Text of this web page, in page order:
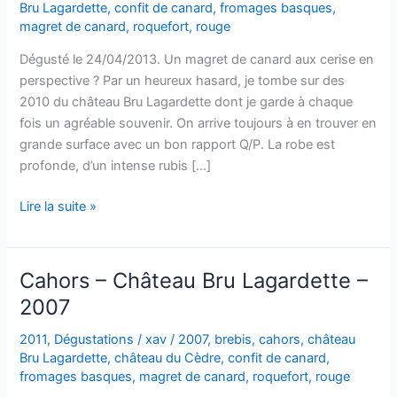
Bru Lagardette,confit de canard,fromages basques,
magret de canard, roquefort, rouge
Dégusté le 24/04/2013. Un magret de canard aux cerise en
perspective ? Par un heureux hasard, je tombe sur des
2010 du château Bru Lagardette dont je garde à chaque
fois un agréable souvenir. On arrive toujours à en trouver en
grande surface avec un bon rapport Q/P. La robe est
profonde, d’un intense rubis […]
Cahors
Château
Bru
Lagardette
–
2010
Lire la suite »
Cahors – Château Bru Lagardette –
2007
2011, Dégustations /xav/ 2007, brebis,cahors,château
Bru Lagardette,château du Cèdre,confit de canard,
fromages basques, magret de canard, roquefort, rouge